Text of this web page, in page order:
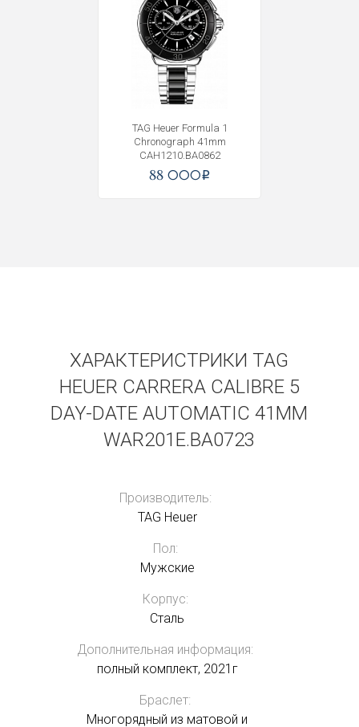
TAG Heuer Formula 1
Chronograph 41mm
CAH1210.BA0862
88 000i
ХАРАКТЕРИСТРИКИ TAG
HEUER CARRERA CALIBRE 5
DAY-DATE AUTOMATIC 41MM
WAR201E.BA0723
Производитель:
TAG Heuer
Пол:
Мужские
Корпус:
Сталь
Дополнительная информация:
полный комплект, 2021г
Браслет:
Многорядный из матовой и